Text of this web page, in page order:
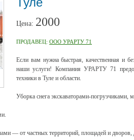
Цена: 2000
ПРОДАВЕЦ: ООО УРАРТУ 71
Если вам нужна быстрая, качественная и
наши услуги! Компания УРАРТУ 71
техники в Туле и области.
Уборка снега экскаваторами-погрузчиками,
— от частных территорий, площадей и дворов,